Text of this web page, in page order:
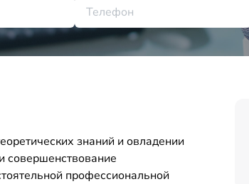
знаний и овладении
совершенствование
профессиональной